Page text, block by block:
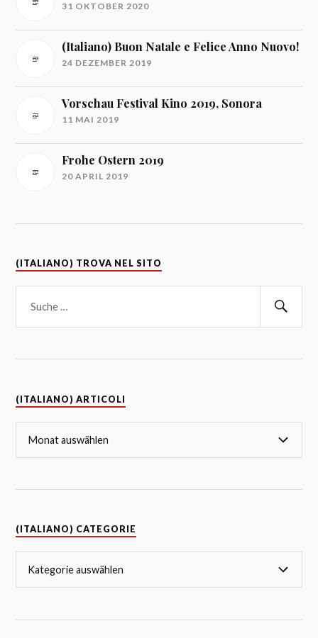
31 OKTOBER 2020
(Italiano) Buon Natale e Felice Anno Nuovo!
24 DEZEMBER 2019
Vorschau Festival Kino 2019, Sonora
11 MAI 2019
Frohe Ostern 2019
20 APRIL 2019
(ITALIANO) TROVA NEL SITO
(ITALIANO) ARTICOLI
(ITALIANO) CATEGORIE